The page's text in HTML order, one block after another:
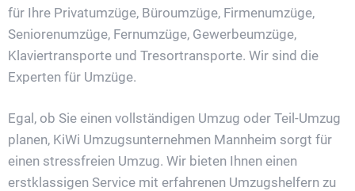
für Ihre Privatumzüge, Büroumzüge, Firmenumzüge,
Seniorenumzüge, Fernumzüge, Gewerbeumzüge,
Klaviertransporte und Tresortransporte. Wir sind die
Experten für Umzüge.
Egal, ob Sie einen vollständigen Umzug oder Teil-Umzug
planen, KiWi Umzugsunternehmen Mannheim sorgt für
einen stressfreien Umzug. Wir bieten Ihnen einen
erstklassigen Service mit erfahrenen Umzugshelfern zu